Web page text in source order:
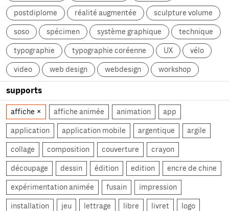
postdiplome réalité augmentée sculpture volume
soso spécimen système graphique technique
typographie typographie coréenne UX vélo
video web design webdesign workshop
supports
affiche affiche animée animation app
application application mobile argentique argile
collage composition couverture crayon
découpage dessin édition edition encre de chine
expérimentation animée fusain impression
installation jeu lettrage libre livret logo